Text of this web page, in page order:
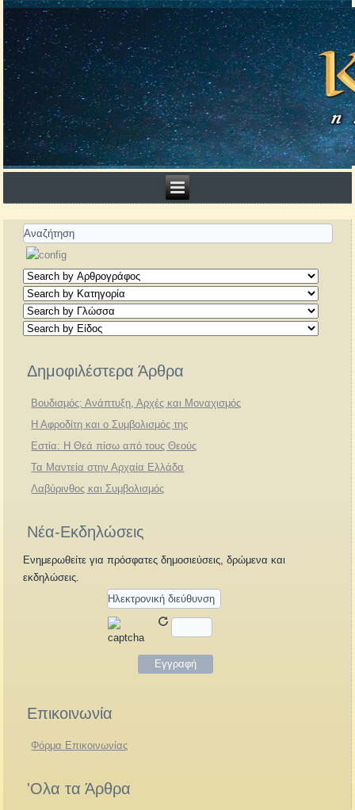
Δημοφιλέστερα Άρθρα
Βουδισμός: Ανάπτυξη, Αρχές και Μοναχισμός
Η Αφροδίτη και ο Συμβολισμός της
Εστία: Η Θεά πίσω από τους Θεούς
Τα Μαντεία στην Αρχαία Ελλάδα
Λαβύρινθος και Συμβολισμός
Νέα-Εκδηλώσεις
Ενημερωθείτε για πρόσφατες δημοσιεύσεις, δρώμενα και
εκδηλώσεις.
Επικοινωνία
Φόρμα Επικοινωνίας
'Ολα τα Άρθρα